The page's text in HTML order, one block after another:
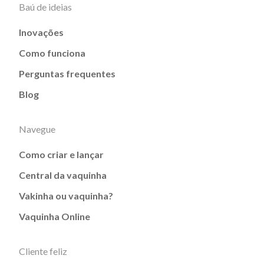
Baú de ideias
Inovações
Como funciona
Perguntas frequentes
Blog
Navegue
Como criar e lançar
Central da vaquinha
Vakinha ou vaquinha?
Vaquinha Online
Cliente feliz